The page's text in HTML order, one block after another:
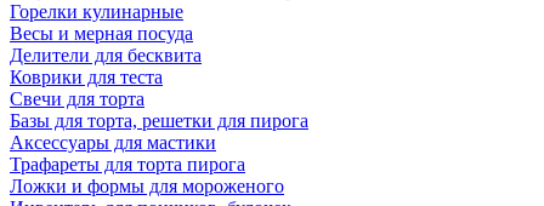
Горелки кулинарные
Весы и мерная посуда
Делители для бесквита
Коврики для теста
Свечи для торта
Базы для торта, решетки для пирога
Аксессуары для мастики
Трафареты для торта пирога
Ложки и формы для мороженого